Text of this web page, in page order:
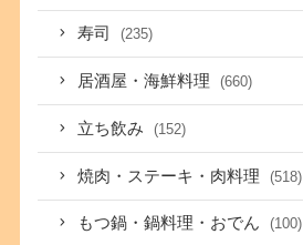
寿司 (235)
居酒屋・海鮮料理 (660)
立ち飲み (152)
焼肉・ステーキ・肉料理 (518)
もつ鍋・鍋料理・おでん (100)